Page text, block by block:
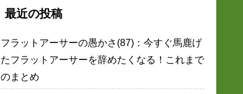
最近の投稿
フラットアーサーの愚かさ(87)：今すぐ馬鹿げ
たフラットアーサーを辞めたくなる！これまで
のまとめ